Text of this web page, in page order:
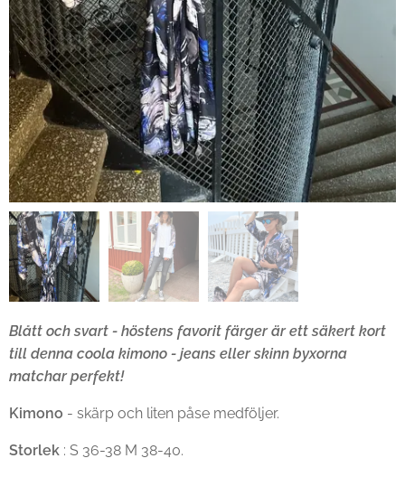
Blått och svart - höstens favorit färger är ett säkert kort
till denna coola kimono - jeans eller skinn byxorna
matchar perfekt!
Kimono - skärp och liten påse medföljer.
Storlek : S 36-38 M 38-40.